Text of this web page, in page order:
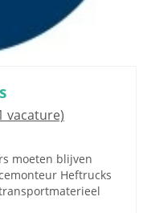
vacature)
moeten blijven
Heftrucks